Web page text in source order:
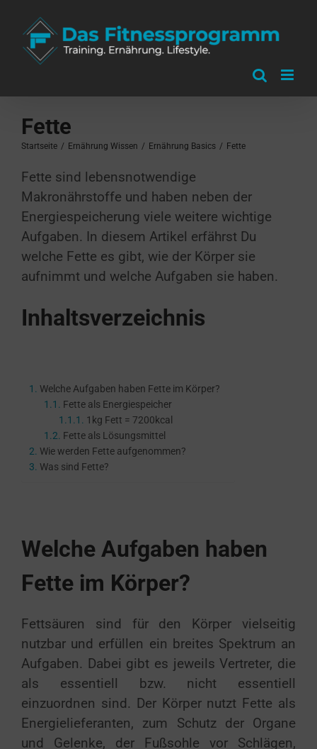
springen
Fette
Startseite / Ernährung Wissen / Ernährung Basics / Fette
Fette sind lebensnotwendige
Makronährstoffe und haben neben der
Energiespeicherung viele weitere wichtige
Aufgaben. In diesem Artikel erfährst Du
welche Fette es gibt, wie der Körper sie
aufnimmt und welche Aufgaben sie haben.
Inhaltsverzeichnis
Welche Aufgaben haben Fette im Körper?
Fette als Energiespeicher
1kg Fett = 7200kcal
Fette als Lösungsmittel
Wie werden Fette aufgenommen?
Was sind Fette?
Welche Aufgaben haben
Fette im Körper?
Fettsäuren sind für den Körper vielseitig
nutzbar und erfüllen ein breites Spektrum an
Aufgaben. Dabei gibt es jeweils Vertreter, die
als essentiell bzw. nicht essentiell
einzuordnen sind. Der Körper nutzt Fette als
Energielieferanten, zum Schutz der Organe
und Gelenke, der Fußsohle vor Schlägen,